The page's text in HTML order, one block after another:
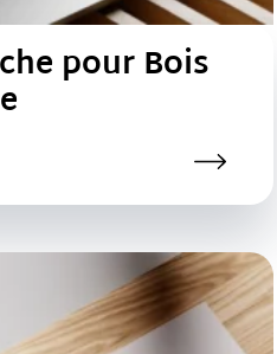
pour Bois